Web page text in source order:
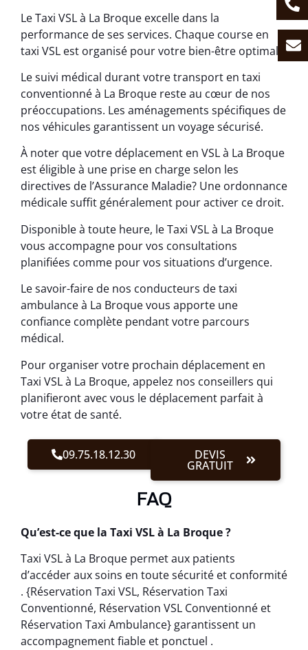
Le Taxi VSL à La Broque excelle dans la
performance de ses services. Chaque course en
taxi VSL est organisé pour votre bien-être optimal.
Le suivi médical durant votre transport en taxi
conventionné à La Broque reste au cœur de nos
préoccupations. Les aménagements spécifiques de
nos véhicules garantissent un voyage sécurisé.
À noter que votre déplacement en VSL à La Broque
est éligible à une prise en charge selon les
directives de l’Assurance Maladie? Une ordonnance
médicale suffit généralement pour activer ce droit.
Disponible à toute heure, le Taxi VSL à La Broque
vous accompagne pour vos consultations
planifiées comme pour vos situations d’urgence.
Le savoir-faire de nos conducteurs de taxi
ambulance à La Broque vous apporte une
confiance complète pendant votre parcours
médical.
Pour organiser votre prochain déplacement en
Taxi VSL à La Broque, appelez nos conseillers qui
planifieront avec vous le déplacement parfait à
votre état de santé.
09.75.18.12.30 DEVIS
GRATUIT
FAQ
Qu’est-ce que la Taxi VSL à La Broque ?
Taxi VSL à La Broque permet aux patients
d’accéder aux soins en toute sécurité et conformité
. {Réservation Taxi VSL, Réservation Taxi
Conventionné, Réservation VSL Conventionné et
Réservation Taxi Ambulance} garantissent un
accompagnement fiable et ponctuel .